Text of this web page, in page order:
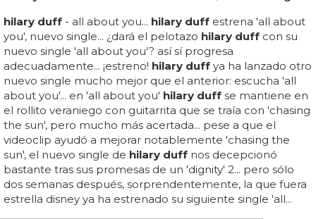
hilary duff - all about you... hilary duff estrena 'all about
you', nuevo single... ¿dará el pelotazo hilary duff con su
nuevo single 'all about you'? así sí progresa
adecuadamente... ¡estreno! hilary duff ya ha lanzado otro
nuevo single mucho mejor que el anterior: escucha 'all
about you'... en 'all about you' hilary duff se mantiene en
el rollito veraniego con guitarrita que se traía con 'chasing
the sun', pero mucho más acertada... pese a que el
videoclip ayudó a mejorar notablemente 'chasing the
sun', el nuevo single de hilary duff nos decepcionó
bastante tras sus promesas de un 'dignity' 2... pero sólo
dos semanas después, sorprendentemente, la que fuera
estrella disney ya ha estrenado su siguiente single 'all...